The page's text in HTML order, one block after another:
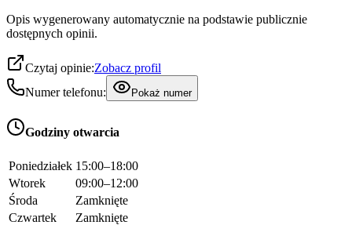
Opis wygenerowany automatycznie na podstawie publicznie
dostępnych opinii.
Czytaj opinie:Zobacz profil
Numer telefonu:
Pokaż numer
Godziny otwarcia
Poniedziałek 15:00–18:00
Wtorek
09:00–12:00
Środa
Zamknięte
Czwartek
Zamknięte